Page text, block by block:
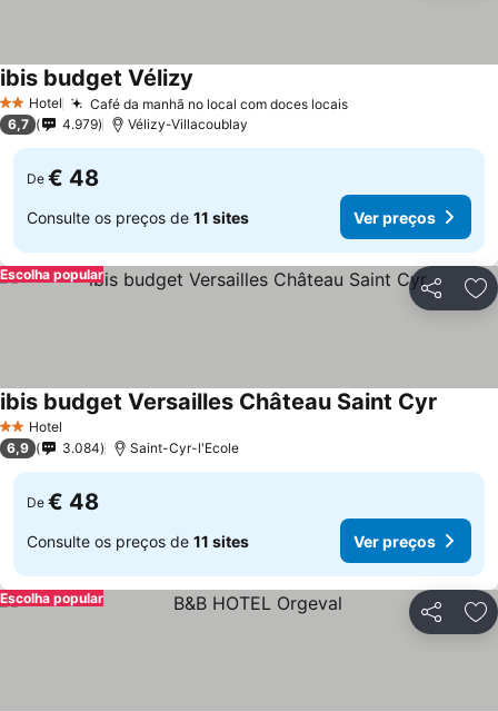
2 Estrelas
Hotel Café da manhã no local com doces locaisVer preços
ibis budget Vélizy
6,7 4.979 Vélizy-Villacoublay
De € 48
Consulte os preços de 11 sites Ver preços
Partilhar
Escolha popular
2 Estrelas
Hotel
ibis budget Versailles Château Saint Cyr
6,9 3.084 Saint-Cyr-l'Ecole
De € 48
Consulte os preços de 11 sites Ver preços
Partilhar
Escolha popular